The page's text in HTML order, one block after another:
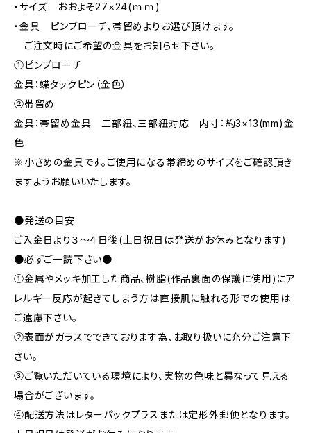
・サイズ おおよそ27×24(ｍｍ)
・金具 ピンブローチ、帯留めよりお選び頂けます。
ご注文時にご希望の金具をお知らせ下さい。
①ピンブローチ
金具：蝶タックピン（金色）
②帯留め
金具：帯留め金具 二部紐、三部紐対応 内寸：約3×13(mm)金
色
※小さめの金具です。ご使用になる帯締めのサイズをご確認頂き
ますようお願いいたします。
●発送の目安
ご入金日より３～４日後(土日祝日は発送がお休みとなります)
●必ずご一読下さい●
①金属やメッキ加工した商品、樹脂(作品裏面の保護に使用)にア
レルギー反応が起きてしまう方は直接肌に触れる形での使用は
ご遠慮下さい。
②表面がガラスでできております為、お取り扱いに充分ご注意下
さい。
③ご覧いただいている環境により、実物の色味と異なって見える
場合がございます。
④配送方法はレターパックプラスまたは定形外郵便となります。